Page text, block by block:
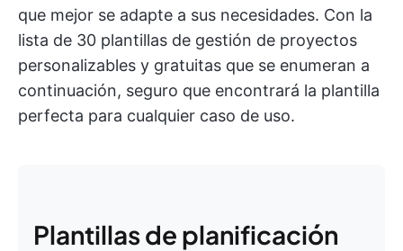
que mejor se adapte a sus necesidades. Con la
lista de 30 plantillas de gestión de proyectos
personalizables y gratuitas que se enumeran a
continuación, seguro que encontrará la plantilla
perfecta para cualquier caso de uso.
Plantillas de planificación